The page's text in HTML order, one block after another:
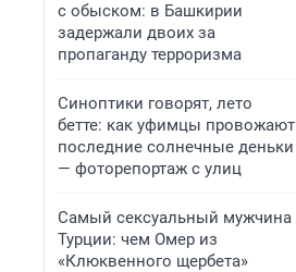
с обыском: в Башкирии
задержали двоих за
пропаганду терроризма
Синоптики говорят, лето
бетте: как уфимцы провожают
последние солнечные деньки
— фоторепортаж с улиц
Самый сексуальный мужчина
Турции: чем Омер из
«Клюквенного щербета»